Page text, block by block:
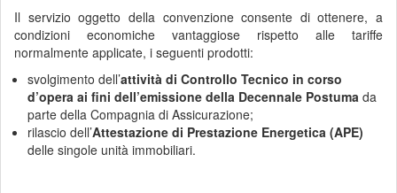
Il servizio oggetto della convenzione consente di ottenere, a
condizioni economiche vantaggiose rispetto alle tariffe
normalmente applicate, i seguenti prodotti:
svolgimento dell’attività di Controllo Tecnico in corso
d’opera ai fini dell’emissione della Decennale Postuma da
parte della Compagnia di Assicurazione;
rilascio dell’Attestazione di Prestazione Energetica (APE)
delle singole unità immobiliari.